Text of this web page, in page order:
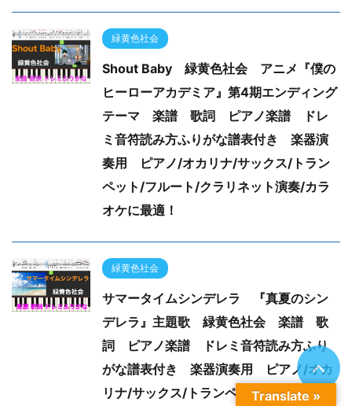
緑黄色社会
Shout Baby 緑黄色社会 アニメ『僕の
ヒーローアカデミア』第4期エンディング
テーマ 楽譜 歌詞 ピアノ楽譜 ドレ
ミ音符読み方ふりがな譜表付き 楽器演
奏用 ピアノ/オカリナ/サックス/トラン
ペット/フルート/クラリネット演奏/カラ
オケに最適！
緑黄色社会
サマータイムシンデレラ 『真夏のシン
デレラ』主題歌 緑黄色社会 楽譜 歌
詞 ピアノ楽譜 ドレミ音符読み方ふり
がな譜表付き 楽器演奏用 ピアノ/オカ
リナ/サックス/トランペット/フルート/ク
Translate »